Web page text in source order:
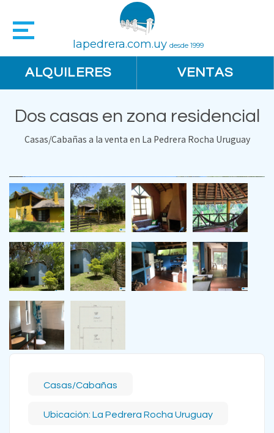
lapedrera.com.uy desde 1999
ALQUILERES VENTAS
Dos casas en zona residencial
Casas/Cabañas a la venta en La Pedrera Rocha Uruguay
Casas/Cabañas
Ubicación: La Pedrera Rocha Uruguay